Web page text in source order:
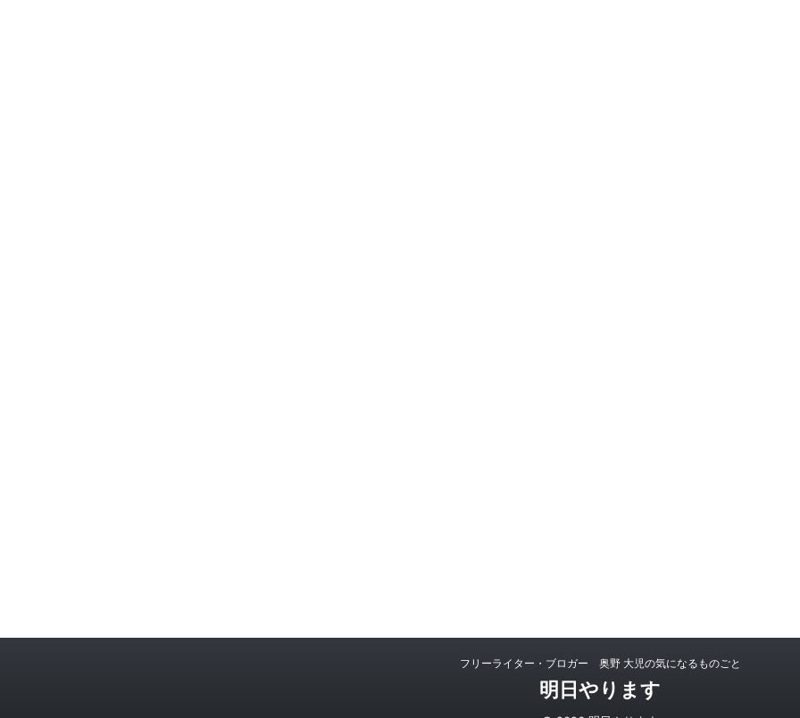
フリーライター・ブロガー 奥野 大児の気になるものごと
明日やります